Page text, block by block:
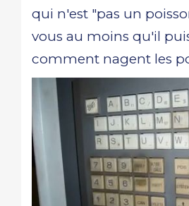
qui n'est "pas un
vous au moins qu'il
comment nagent les